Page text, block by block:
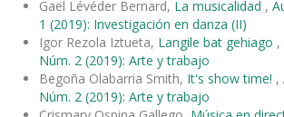
Gaël Lévéder Bernard, La musicalidad ,
1 (2019): Investigación en danza (II)
Igor Rezola Iztueta, Langile bat gehiago ,
Núm. 2 (2019): Arte y trabajo
Begoña Olabarria Smith, It's show time! ,
Núm. 2 (2019): Arte y trabajo